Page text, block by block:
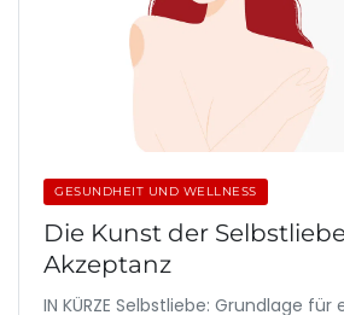
GESUNDHEIT UND WELLNESS
Die Kunst der
Akzeptanz
IN KÜRZE Selbstliebe: Grundlage